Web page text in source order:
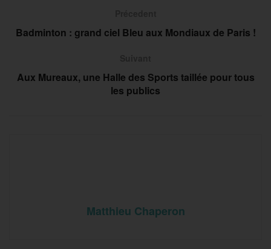
Badminton : grand ciel Bleu aux Mondiaux de Paris !
Aux Mureaux, une Halle des Sports taillée pour tous
les publics
Matthieu Chaperon